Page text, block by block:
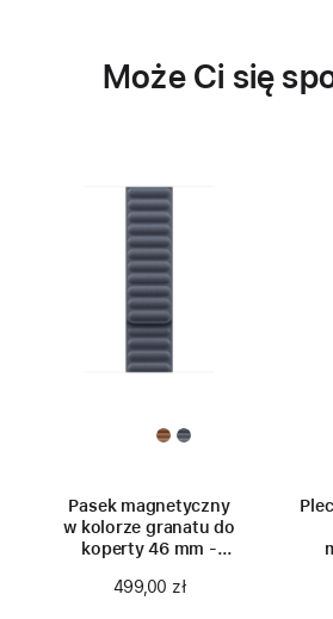
Może Ci się
Pasek magnetyczny
w kolorze granatu do
koperty 46 mm -
499,00 zł